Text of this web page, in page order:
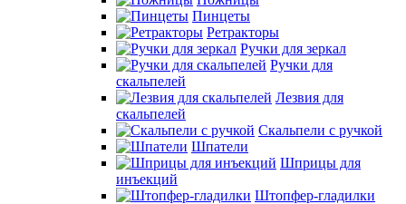
Пинцеты
Ретракторы
Ручки для зеркал
Ручки для
скальпелей
Лезвия для
скальпелей
Скальпели с ручкой
Шпатели
Шприцы для
инъекций
Штопфер-гладилки